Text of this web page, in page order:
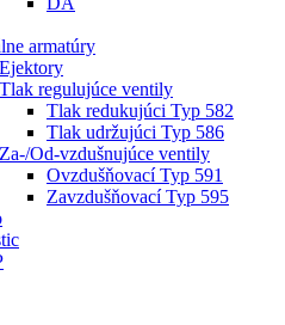
armatúry
Ejektory
Tlak regulujúce ventily
Tlak redukujúci Typ 582
Tlak udržujúci Typ 586
Za-/Od-vzdušnujúce ventily
Ovzdušňovací Typ 591
Zavzdušňovací Typ 595